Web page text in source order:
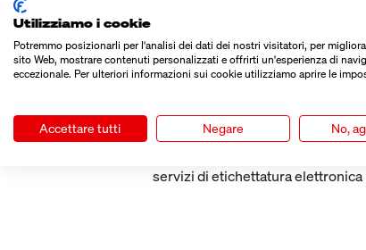
In molti settori, si è già
scansionare utilizzando la
lettura dei codici a barre. Se
Lascansione del codice QR
l'accesso a queste informazioni
raccolti o tracciati dati degli
servizi di etichettatura
Utilizziamo i cookie
Potremmo posizionarli per l'analisi dei dati dei nostri visitatori, per
sito Web, mostrare contenuti personalizzati e offrirti un'esperienza di
eccezionale. Per ulteriori informazioni sui cookie utilizziamo aprire le
Accettare tutti Negare No,